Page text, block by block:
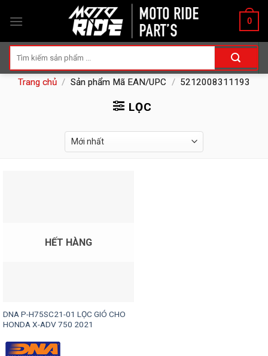
0
kiếm:
Trang chủ / Sản phẩm Mã EAN/UPC / 5212008311193
LỌC
HẾT HÀNG
DNA P-H75SC21-01 LỌC GIÓ CHO
HONDA X-ADV 750 2021